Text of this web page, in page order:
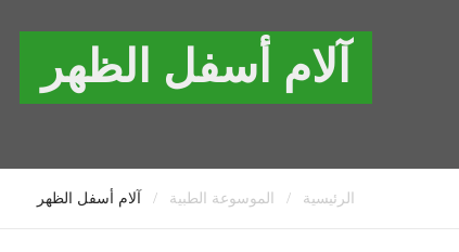
آلام أسفل الظهر
الرئيسية / الموسوعة الطبية / آلام أسفل الظهر